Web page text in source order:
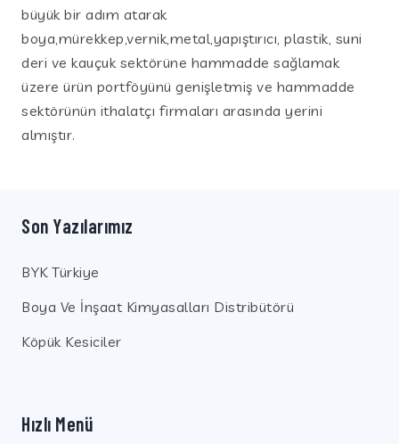
büyük bir adım atarak
boya,mürekkep,vernik,metal,yapıştırıcı, plastik, suni
deri ve kauçuk sektörüne hammadde sağlamak
üzere ürün portföyünü genişletmiş ve hammadde
sektörünün ithalatçı firmaları arasında yerini
almıştır.
Son Yazılarımız
BYK Türkiye
Boya Ve İnşaat Kimyasalları Distribütörü
Köpük Kesiciler
Hızlı Menü